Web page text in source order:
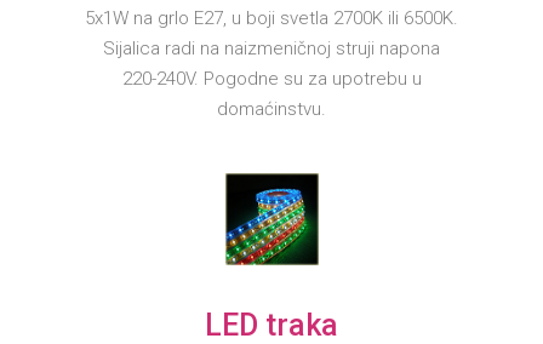
5x1W na grlo E27, u boji svetla 2700K ili 6500K.
Sijalica radi na naizmeničnoj struji napona
220-240V. Pogodne su za upotrebu u
domaćinstvu.
LED traka